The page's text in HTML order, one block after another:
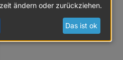
ändern oder zurückziehen.
Das ist ok